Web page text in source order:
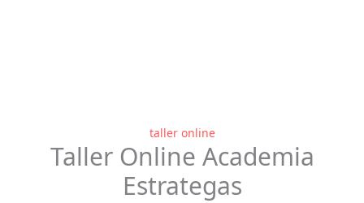
taller online
Taller Online Academia
Estrategas
El
precio
original
era:
precio
actual
es:
Online
Academia
Estrategas